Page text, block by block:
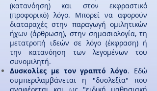
(κατανόηση) και στον εκφραστικό
(προφορικό) λόγο. Μπορεί να αφορούν
διαταραχές στην παραγωγή ομιλητικών
ήχων (άρθρωση), στην σημασιολογία, τη
μετατροπή ιδεών σε λόγο (έκφραση) ή
την κατανόηση των λεγομένων του
συνομιλητή.
Δυσκολίες με τον γραπτό λόγο. Εδώ
συμπεριλαμβάνεται η "δυσλεξία" που